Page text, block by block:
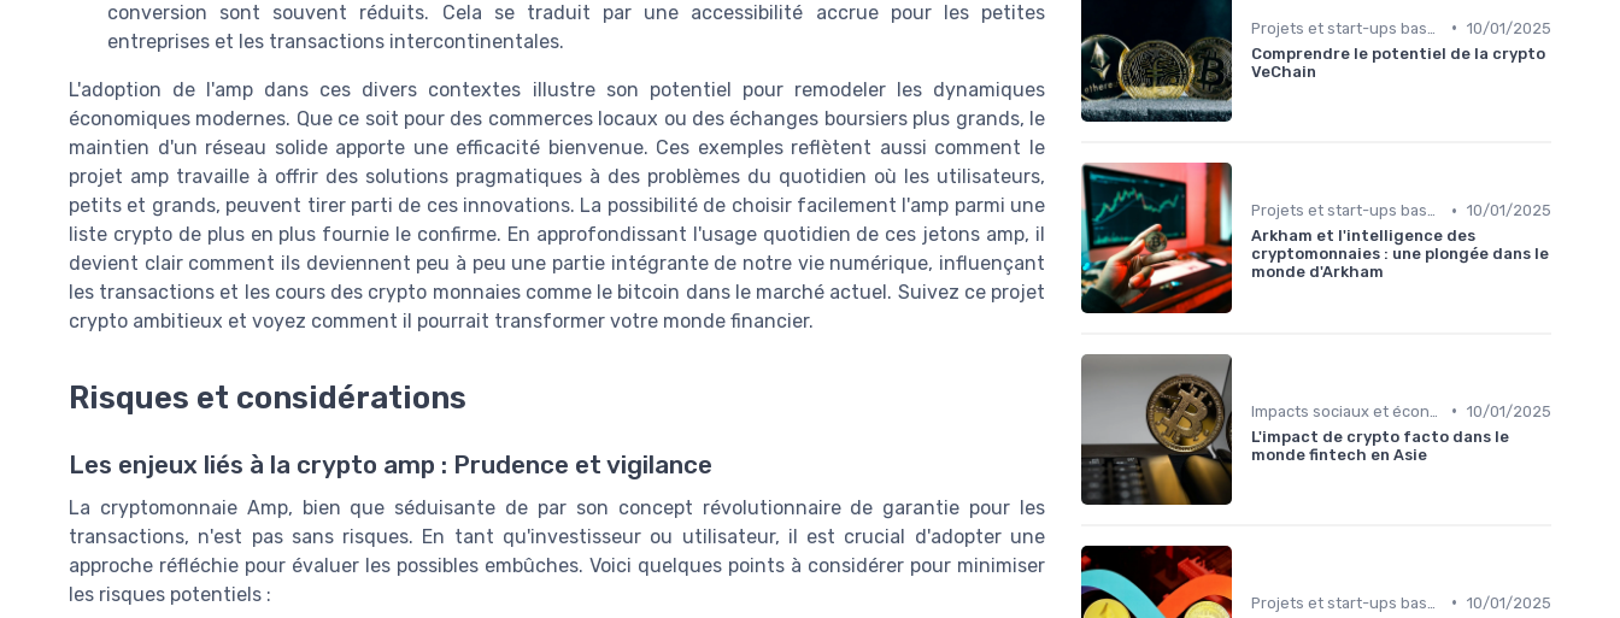
conversion sont souvent réduits. Cela se traduit par une accessibilité accrue pour les petites
entreprises et les transactions intercontinentales.
L'adoption de l'amp dans ces divers contextes illustre son potentiel pour remodeler les dynamiques
économiques modernes. Que ce soit pour des commerces locaux ou des échanges boursiers plus grands, le
maintien d'un réseau solide apporte une efficacité bienvenue. Ces exemples reflètent aussi comment le
projet amp travaille à offrir des solutions pragmatiques à des problèmes du quotidien où les utilisateurs,
petits et grands, peuvent tirer parti de ces innovations. La possibilité de choisir facilement l'amp parmi une
liste crypto de plus en plus fournie le confirme. En approfondissant l'usage quotidien de ces jetons amp, il
devient clair comment ils deviennent peu à peu une partie intégrante de notre vie numérique, influençant
les transactions et les cours des crypto monnaies comme le bitcoin dans le marché actuel. Suivez ce projet
crypto ambitieux et voyez comment il pourrait transformer votre monde financier.
Risques et considérations
Les enjeux liés à la crypto amp : Prudence et vigilance
La cryptomonnaie Amp, bien que séduisante de par son concept révolutionnaire de garantie pour les
transactions, n'est pas sans risques. En tant qu'investisseur ou utilisateur, il est crucial d'adopter une
approche réfléchie pour évaluer les possibles embûches. Voici quelques points à considérer pour minimiser
les risques potentiels :
• 10/01/2025
Comprendre le potentiel de la crypto
VeChain
Projets et start-ups basés sur les cryptos • 10/01/2025
Arkham et l'intelligence des
cryptomonnaies : une plongée dans le
monde d'Arkham
• 10/01/2025
L'impact de crypto facto dans le
monde fintech en Asie
• 10/01/2025